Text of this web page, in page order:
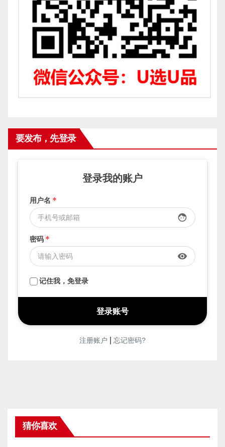
要发布，先登录
登录我的账户
用户名 *
face
密码 *
visibility
记住我，免登录
注册账户 忘记密码?
猜你喜欢